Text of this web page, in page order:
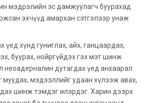
мэдрэлийн эс дамжуулагч буурахад
эхчүүд амархан сэтгэлээр унаж
үед хүнд гуниглах, айх, ганцаардах,
буурах, нойргүйдэх гэх мэт шинж
неоадерналин дутагдах үед анхаарал
муудах, мэдээллийг удаан хүлээж авах,
шинж тэмдэг илэрдэг. Харин дээрх